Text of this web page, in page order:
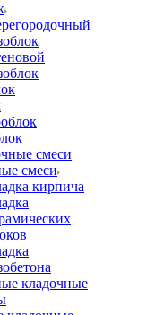
смеси
кирпича